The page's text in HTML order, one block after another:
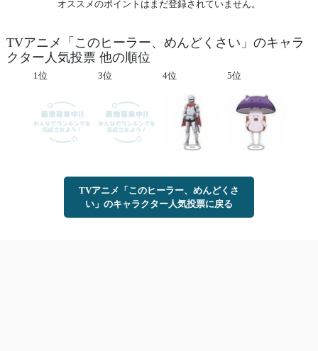
オススメのポイントはまだ登録されていません。
TVアニメ「このヒーラー、めんどくさい」のキャラ
クター人気投票 他の順位
1位 3位 4位 5位
TVアニメ「このヒーラー、めんどくさ
い」のキャラクター人気投票に戻る